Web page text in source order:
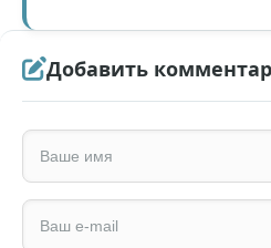
Добавить